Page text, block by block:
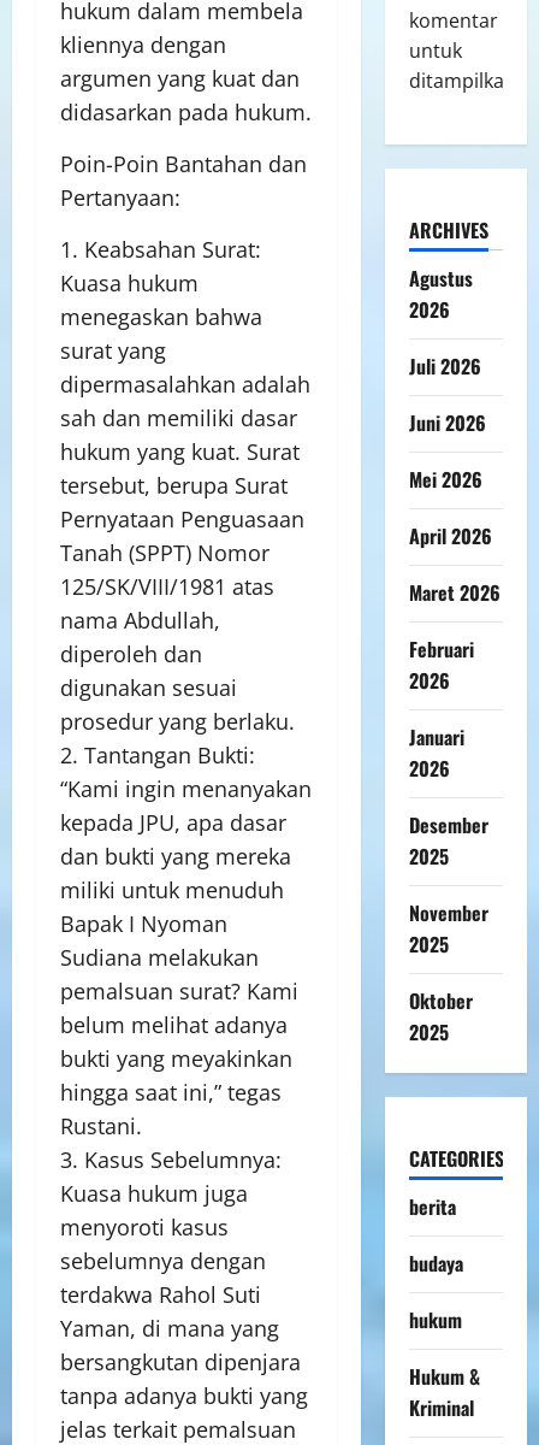
hukum dalam membela
kliennya dengan
argumen yang kuat dan
didasarkan pada hukum.
Poin-Poin Bantahan dan
Pertanyaan:
1. Keabsahan Surat:
Kuasa hukum
menegaskan bahwa
surat yang
dipermasalahkan adalah
sah dan memiliki dasar
hukum yang kuat. Surat
tersebut, berupa Surat
Pernyataan Penguasaan
Tanah (SPPT) Nomor
125/SK/VIII/1981 atas
nama Abdullah,
diperoleh dan
digunakan sesuai
prosedur yang berlaku.
2. Tantangan Bukti:
“Kami ingin menanyakan
kepada JPU, apa dasar
dan bukti yang mereka
miliki untuk menuduh
Bapak I Nyoman
Sudiana melakukan
pemalsuan surat? Kami
belum melihat adanya
bukti yang meyakinkan
hingga saat ini,” tegas
Rustani.
3. Kasus Sebelumnya:
Kuasa hukum juga
menyoroti kasus
sebelumnya dengan
terdakwa Rahol Suti
Yaman, di mana yang
bersangkutan dipenjara
tanpa adanya bukti yang
jelas terkait pemalsuan
komentar
untuk
ditampilkan.
ARCHIVES
Agustus
2026
Juli 2026
Juni 2026
Mei 2026
April 2026
Maret 2026
Februari
2026
Januari
2026
Desember
2025
November
2025
Oktober
2025
CATEGORIES
berita
budaya
hukum
Hukum &
Kriminal